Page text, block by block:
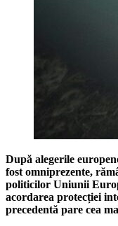
După alegerile
fost omniprezente,
politicilor Uniunii
acordarea protecției
precedentă pare cea